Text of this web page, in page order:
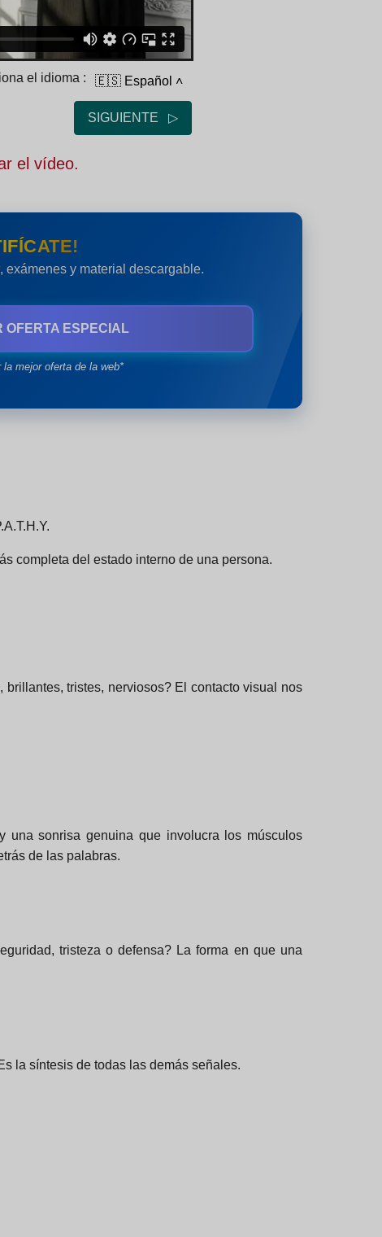
el idioma : 🇪🇸 Español ˄
SIGUIENTE ▷
el vídeo.
y material descargable.
OFERTA ESPECIAL
la mejor oferta de la web*
completa del estado interno de una persona.
tristes, nerviosos? El contacto visual nos
sonrisa genuina que involucra los músculos
de las palabras.
tristeza o defensa? La forma en que una
la síntesis de todas las demás señales.